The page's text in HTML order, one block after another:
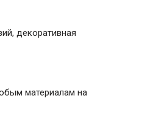
декоративная
материалам на